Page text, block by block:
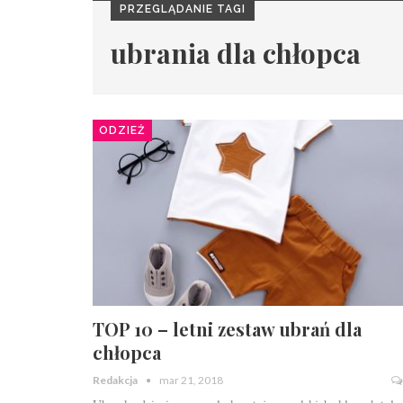
PRZEGLĄDANIE TAGI
ubrania dla chłopca
ODZIEŻ
TOP 10 – letni zestaw ubrań dla
chłopca
Redakcja mar 21, 2018